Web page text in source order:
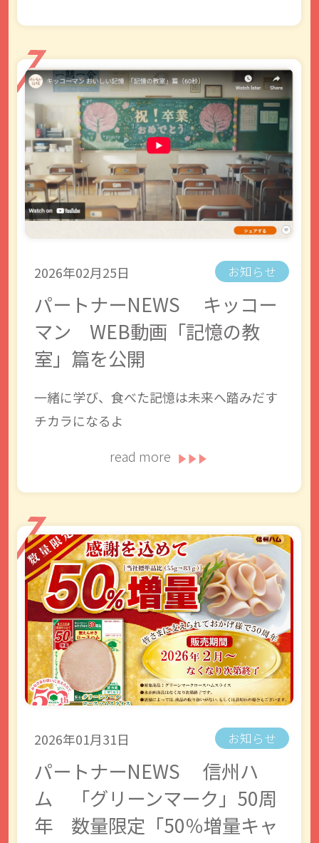
2026年02月25日 お知らせ
パートナーNEWS キッコー
マン WEB動画「記憶の教
室」篇を公開
一緒に学び、食べた記憶は未来へ踏みだす
チカラになるよ
read more
2026年01月31日 お知らせ
パートナーNEWS 信州ハ
ム 「グリーンマーク」50周
年 数量限定「50％増量キャ